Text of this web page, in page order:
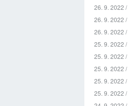
26. 9. 2022 /
26. 9. 2022 /
26. 9. 2022 /
25. 9. 2022 /
25. 9. 2022 /
25. 9. 2022 /
25. 9. 2022 /
25. 9. 2022 /